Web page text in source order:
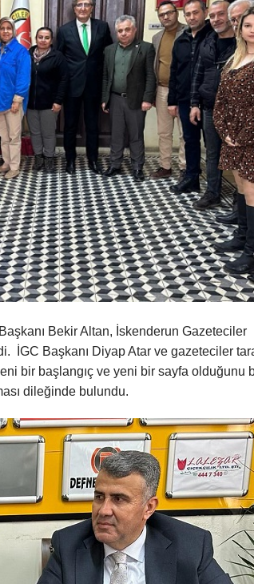
Bekir Altan, İskenderun Gazeteciler
İGC Başkanı Diyap Atar ve gazeteciler
bir başlangıç ve yeni bir sayfa olduğunu
dileğinde bulundu.